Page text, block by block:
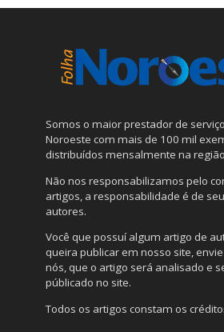
Somos o maior prestador de
Noroeste com mais de 100 mil
distribuídos mensalmente na região
Não nos responsabilizamos pelo
artigos, a responsabilidade é de
autores.
Você que possuí algum artigo de
queira publicar em nosso site,
nós, que o artigo será analisado e
públicado no site.
Todos os artigos constam os